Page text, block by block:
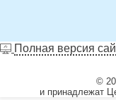
Полная версия
©
и принадлежат